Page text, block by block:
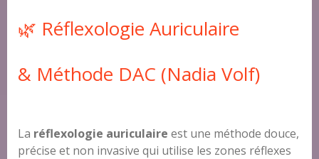
🌿 Réflexologie Auriculaire
& Méthode DAC (Nadia Volf)
La réflexologie auriculaire est une méthode douce,
précise et non invasive qui utilise les zones réflexes